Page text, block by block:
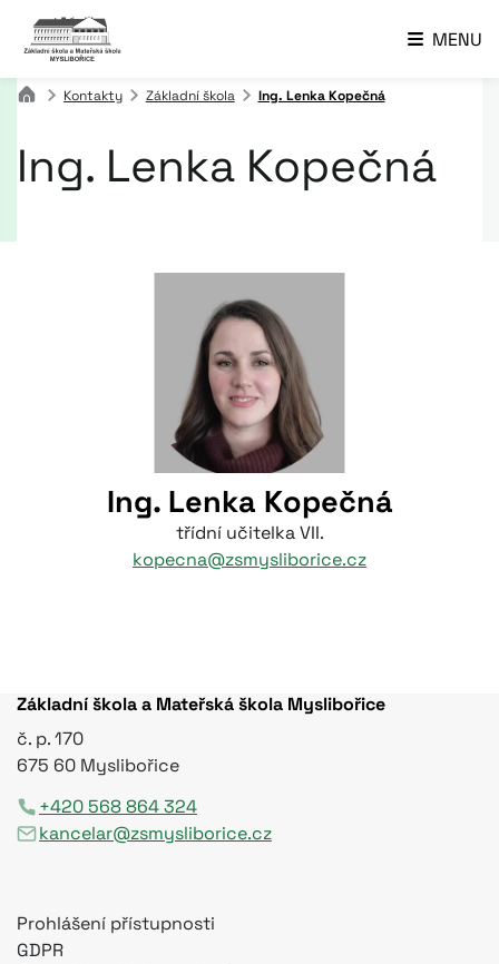
MENU
Kontakty Základní škola Ing. Lenka Kopečná
Ing. Lenka Kopečná
Ing. Lenka Kopečná
třídní učitelka VII.
kopecna@zsmysliborice.cz
Základní škola a Mateřská škola Myslibořice
č. p. 170
675 60 Myslibořice
+420 568 864 324
kancelar@zsmysliborice.cz
Prohlášení přístupnosti
GDPR